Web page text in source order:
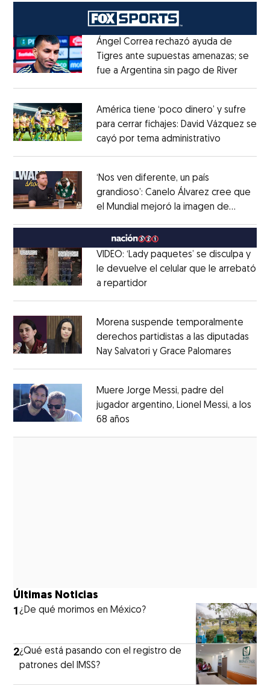
Ángel Correa rechazó ayuda de
Tigres ante supuestas amenazas; se
fue a Argentina sin pago de RiverOpens
América tiene ‘poco dinero’ y sufre
para cerrar fichajes: David Vázquez se
cayó por tema administrativo
‘Nos ven diferente, un país
grandioso’: Canelo Álvarez cree que
el Mundial mejoró la imagen de
VIDEO: ‘Lady paquetes’ se disculpa y
le devuelve el celular que le arrebató
a repartidorOpens in new window
Morena suspende temporalmente
derechos partidistas a las diputadas
Nay Salvatori y Grace Palomares
Muere Jorge Messi, padre del
jugador argentino, Lionel Messi, a los
68 años
Últimas Noticias
1¿De qué morimos en México?
2¿Qué está pasando con el registro de
patrones del IMSS?